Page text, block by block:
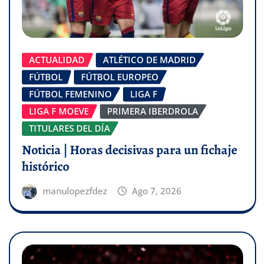
ACTUALIDAD
ATLÉTICO DE MADRID
FÚTBOL
FÚTBOL EUROPEO
FÚTBOL FEMENINO
LIGA F
LIGA F MOEVE
PRIMERA IBERDROLA
TITULARES DEL DÍA
Noticia | Horas decisivas para un fichaje
histórico
manulopezfdez Ago 7, 2026